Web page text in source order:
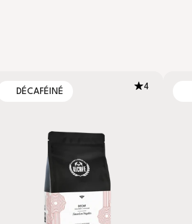
DÉCAFÉINÉ
4